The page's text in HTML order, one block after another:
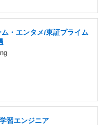
・エンタメ/東証プライム
習エンジニア